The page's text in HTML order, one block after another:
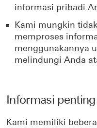
informasi pribadi
Kami mungkin
memproses
menggunakannya
melindungi Anda
Informasi
Kami memiliki